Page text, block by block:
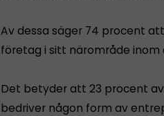
Av dessa säger 74 procent
företag i sitt närområde inom
Det betyder att 23 procent
bedriver någon form av